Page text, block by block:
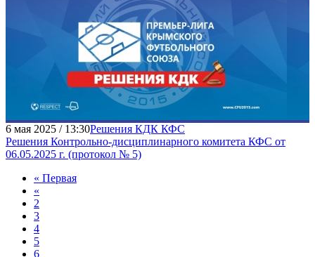
6 мая 2025 / 13:30Решения КДК КФС
Решения Контрольно-дисциплинарного комитета КФС от
06.05.2025 г. (протокол № 5)
« Первая
«
2
3
4
5
6